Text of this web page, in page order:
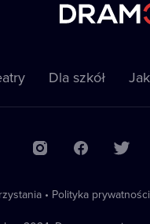
Dla szkół
• Polityka prywatności